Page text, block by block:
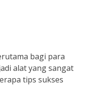
bagi para
alat yang sangat
tips sukses